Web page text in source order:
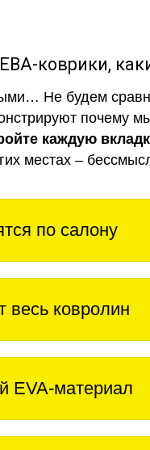
ЕВА-коврики,
Не будем
почему
каждую
местах –
по салону
весь ковролин
EVA-материал